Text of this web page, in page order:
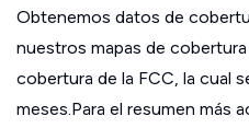
Obtenemos datos de
nuestros mapas de
cobertura de la FCC, la cual
meses.Para el resumen más